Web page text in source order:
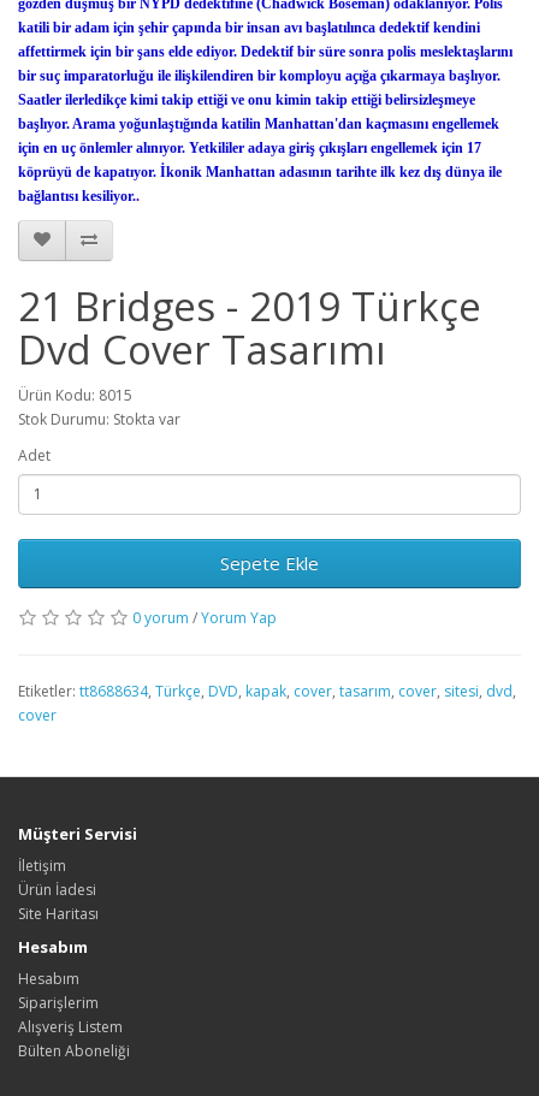
katili bir adam için şehir çapında bir insan avı başlatılınca dedektif kendini
affettirmek için bir şans elde ediyor. Dedektif bir süre sonra polis meslektaşlarını
bir suç imparatorluğu ile ilişkilendiren bir komployu açığa çıkarmaya başlıyor.
Saatler ilerledikçe kimi takip ettiği ve onu kimin takip ettiği belirsizleşmeye
başlıyor. Arama yoğunlaştığında katilin Manhattan'dan kaçmasını engellemek
için en uç önlemler alınıyor. Yetkililer adaya giriş çıkışları engellemek için 17
köprüyü de kapatıyor. İkonik Manhattan adasının tarihte ilk kez dış dünya ile
bağlantısı kesiliyor..
21 Bridges - 2019 Türkçe
Dvd Cover Tasarımı
Ürün Kodu: 8015
Stok Durumu: Stokta var
Adet
Sepete Ekle
0 yorum /Yorum Yap
Etiketler: tt8688634, Türkçe, DVD, kapak, cover, tasarım, cover, sitesi, dvd,
cover
Müşteri Servisi
İletişim
Ürün İadesi
Site Haritası
Hesabım
Hesabım
Siparişlerim
Alışveriş Listem
Bülten Aboneliği